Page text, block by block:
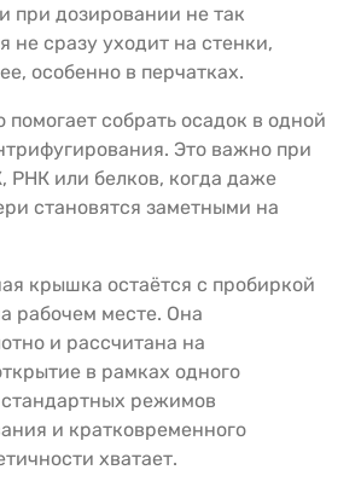
при дозировании не так
не сразу уходит на стенки,
особенно в перчатках.
помогает собрать осадок в одной
Это важно при
РНК или белков, когда даже
становятся заметными на
крышка остаётся с пробиркой
рабочем месте. Она
и рассчитана на
в рамках одного
режимов
и кратковременного
хватает.